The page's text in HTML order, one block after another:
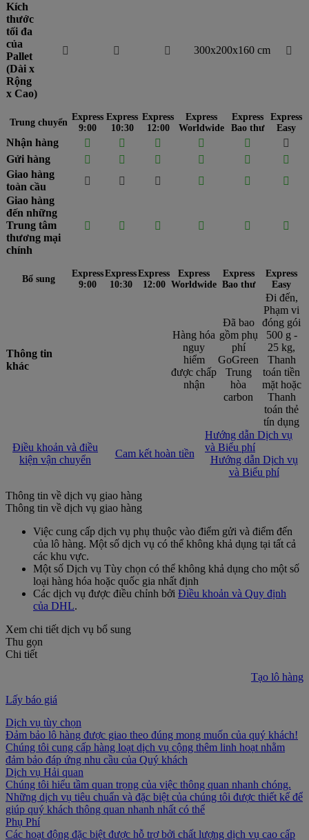
Kích
thước
tối đa
của
Pallet
(Dài x
Rộng
x Cao)
   300x200x160 cm 
Trung chuyển
Express
9:00
Express
10:30
Express
12:00
Express
Worldwide
Express
Bao thư
Express
Easy
Nhận hàng     

Gửi hàng
    

Giao hàng
toàn cầu
    

Giao hàng
đến những
Trung tâm
thương mại
chính
     
Bổ sung
Express
9:00
Express
10:30
Express
12:00
Express
Worldwide
Express
Bao thư
Express
Easy
Thông tin
khác
Hàng hóa
nguy
hiểm
được chấp
nhận
Đã bao
gồm phụ
phí
GoGreen
Trung
hòa
carbon
Đi đến,
Phạm vi
đóng gói
500 g -
25 kg,
Thanh
toán tiền
mặt hoặc
Thanh
toán thẻ
tín dụng
Điều khoản và điều
kiện vận chuyển
Cam kết hoàn tiền
Hướng dẫn Dịch vụ
và Biểu phí
Hướng dẫn Dịch vụ
và Biểu phí
Thông tin về dịch vụ giao hàng
Thông tin về dịch vụ giao hàng
Việc cung cấp dịch vụ phụ thuộc vào điểm gửi và điểm đến
của lô hàng. Một số dịch vụ có thể không khả dụng tại tất cả
các khu vực.
Một số Dịch vụ Tùy chọn có thể không khả dụng cho một số
loại hàng hóa hoặc quốc gia nhất định
Các dịch vụ được điều chỉnh bởi Điều khoản và Quy định
của DHL.
Xem chi tiết dịch vụ bổ sung
Thu gọn
Chi tiết
Tạo lô hàng
Lấy báo giá
Dịch vụ tùy chọn
Đảm bảo lô hàng được giao theo đúng mong muốn của quý khách!
Chúng tôi cung cấp hàng loạt dịch vụ cộng thêm linh hoạt nhằm
đảm bảo đáp ứng nhu cầu của Quý khách
Dịch vụ Hải quan
Chúng tôi hiểu tầm quan trọng của việc thông quan nhanh chóng.
Những dịch vụ tiêu chuẩn và đặc biệt của chúng tôi được thiết kế để
giúp quý khách thông quan nhanh nhất có thể
Phụ Phí
Các hoạt động đặc biệt được hỗ trợ bởi chất lượng dịch vụ cao cấp